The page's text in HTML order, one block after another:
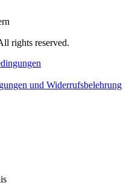
rights reserved.
und Widerrufsbelehrung